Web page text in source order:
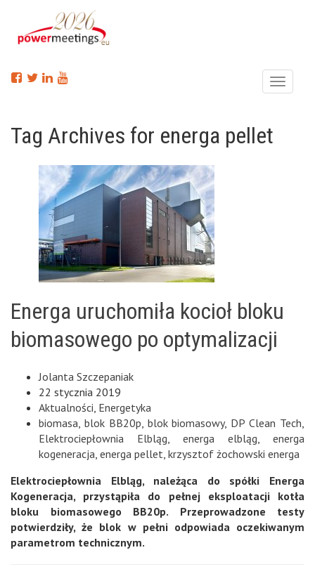
Menu
Tag Archives for energa pellet
Energa uruchomiła kocioł bloku
biomasowego po optymalizacji
Jolanta Szczepaniak
22 stycznia 2019
Aktualności Energetyka
biomasa blok BB20p blok biomasowy, DP Clean Tech
Elektrociepłownia Elbląg
energa elbląg
energa
kogeneracja energa pellet krzysztof żochowski energa
Elektrociepłownia Elbląg, należąca do spółki Energa
Kogeneracja, przystąpiła do pełnej eksploatacji kotła
bloku biomasowego BB20p. Przeprowadzone testy
potwierdziły, że blok w pełni odpowiada oczekiwanym
parametrom technicznym.